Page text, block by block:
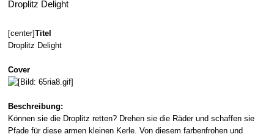
Droplitz Delight
[center]Titel
Droplitz Delight
Cover
Beschreibung:
Können sie die Droplitz retten? Drehen sie die Räder und schaffen sie
Pfade für diese armen kleinen Kerle. Von diesem farbenfrohen und